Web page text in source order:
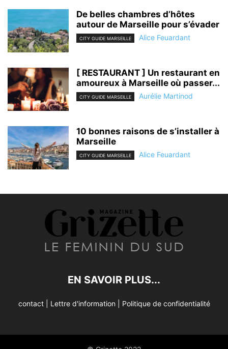
De belles chambres d’hôtes
autour de Marseille pour s’évader
CITY GUIDE MARSEILLE Alice Feuardant
[ RESTAURANT ] Un restaurant en
amoureux à Marseille où passer...
CITY GUIDE MARSEILLE Aurélie Martinod
10 bonnes raisons de s’installer à
Marseille
CITY GUIDE MARSEILLE Alice Feuardant
EN SAVOIR PLUS...
contact| Lettre d'information Politique de confidentialité